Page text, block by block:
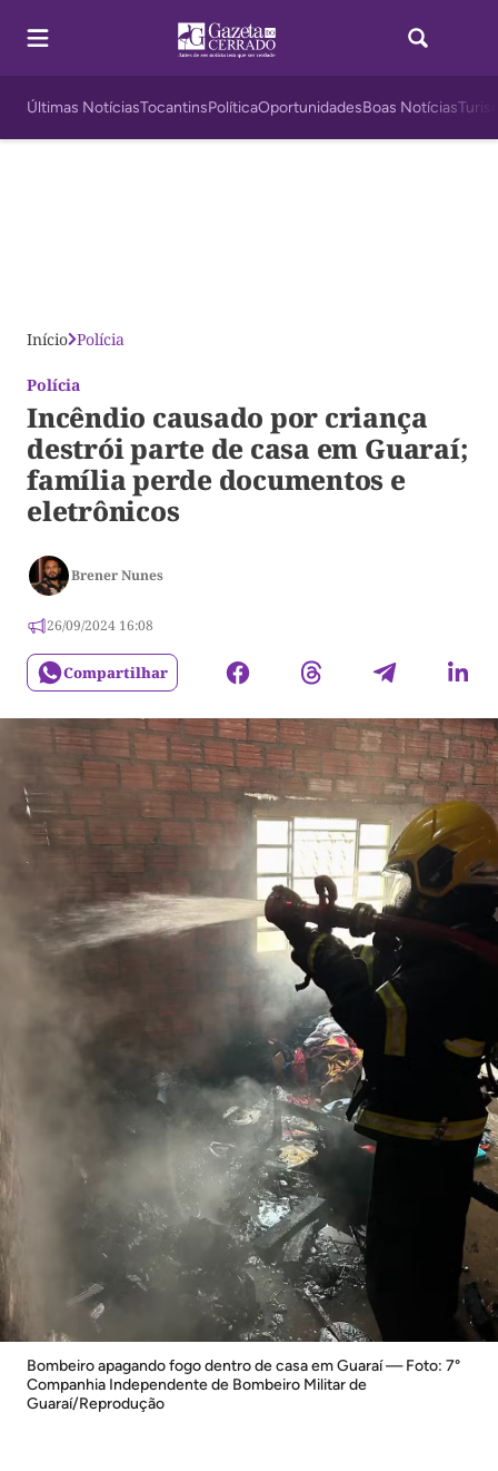
Últimas NotíciasTocantinsPolíticaOportunidadesBoas Notícias
Início Polícia
Polícia
Incêndio causado por criança
destrói parte de casa em Guaraí;
família perde documentos e
eletrônicos
Brener Nunes
26/09/2024 16:08
Compartilhar
Bombeiro apagando fogo dentro de casa em Guaraí — Foto: 7°
Companhia Independente de Bombeiro Militar de
Guaraí/Reprodução